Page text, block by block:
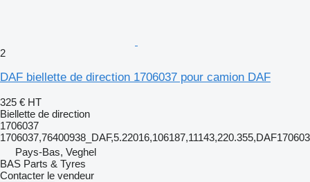
2
DAF biellette de direction 1706037 pour camion DAF
325 € HT
Biellette de direction
1706037
Pays-Bas, Veghel
BAS Parts & Tyres
Contacter le vendeur